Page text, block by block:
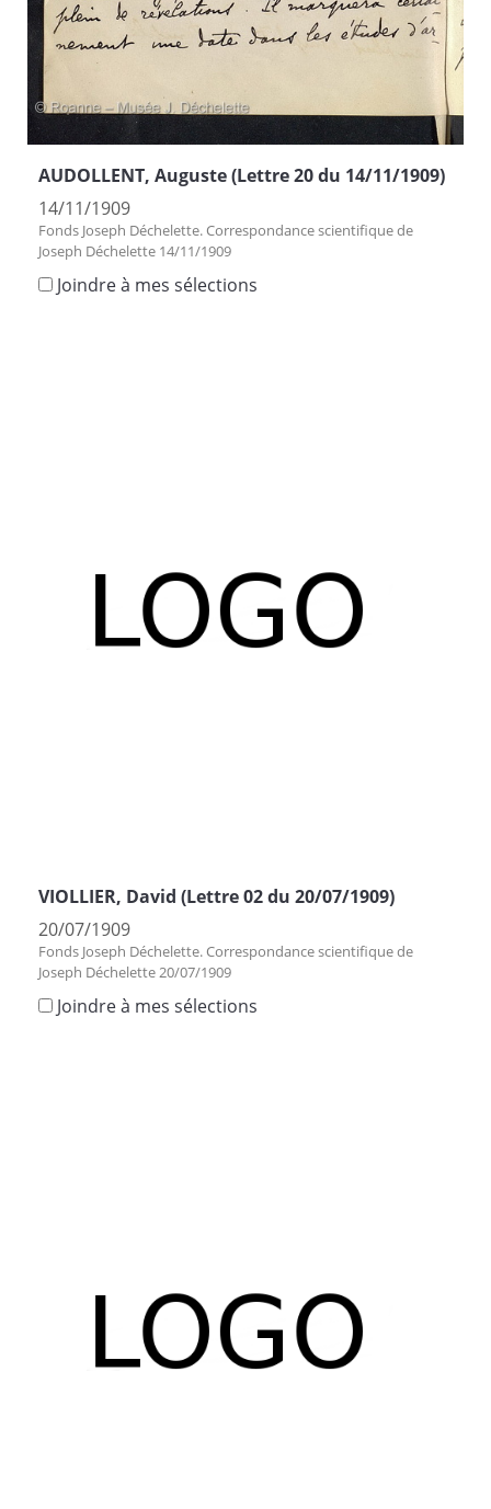
AUDOLLENT, Auguste (Lettre 20 du 14/11/1909)
14/11/1909
Fonds Joseph Déchelette. Correspondance scientifique de
Joseph Déchelette 14/11/1909
Joindre à mes sélections
VIOLLIER, David (Lettre 02 du 20/07/1909)
20/07/1909
Fonds Joseph Déchelette. Correspondance scientifique de
Joseph Déchelette 20/07/1909
Joindre à mes sélections